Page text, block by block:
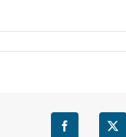
Facebook X